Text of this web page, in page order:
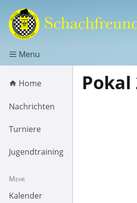
Menu
Home
Nachrichten
Turniere
Jugendtraining
Mehr
Kalender
Pokal